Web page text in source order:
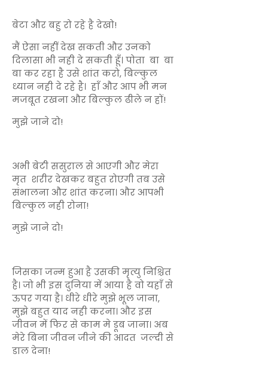
बेटा और बहु रो रहे है देखो!
मैं ऐसा नहीं देख सकती और उनको
दिलासा भी नही दे सकती हूँ। पोता बा बा
बा कर रहा है उसे शांत करो, बिल्कुल
ध्यान नही दे रहे है। हाँ और आप भी मन
मजबूत रखना और बिल्कुल ढीले न हों!
मुझे जाने दो!
अभी बेटी ससुराल से आएगी और मेरा
मृत शरीर देखकर बहुत रोएगी तब उसे
संभालना और शांत करना। और आपभी
बिल्कुल नही रोना!
मुझे जाने दो!
जिसका जन्म हुआ है उसकी मृत्यु निश्चित
है। जो भी इस दुनिया में आया है वो यहाँ से
ऊपर गया है। धीरे धीरे मुझे भूल जाना,
मुझे बहुत याद नही करना। और इस
जीवन में फिर से काम मे डूब जाना। अब
मेरे बिना जीवन जीने की आदत जल्दी से
डाल देना!